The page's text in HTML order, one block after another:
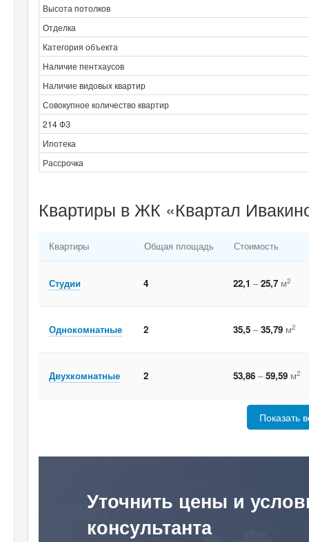
Высота потолков
Отделка
Категория объекта
Наличие пентхаусов
Наличие видовых квартир
Совокупное количество квартир
214 ФЗ
Ипотека
Рассрочка
Квартиры в ЖК «Квартал
Квартиры Общая площадь Стоимость
Студии 4 22,1 –25,7 м2
Однокомнатные 2 35,5 –35,79 м2
Двухкомнатные 2 53,86 –59,59 м2
Показать
Уточнить цены и
консультанта